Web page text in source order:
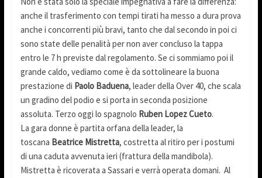
anche il trasferimento con tempi tirati ha messo a dura prova
anche i concorrenti più bravi, tanto che dal secondo in poi ci
sono state delle penalità per non aver concluso la tappa
entro le 7 h previste dal regolamento. Se ci sommiamo poi il
grande caldo, vediamo come è da sottolineare la buona
prestazione di Paolo Baduena, leader della Over 40, che scala
un gradino del podio e si porta in seconda posizione
assoluta. Terzo oggi lo spagnolo Ruben Lopez Cueto.
La gara donne è partita orfana della leader, la
toscana Beatrice Mistretta, costretta al ritiro per i postumi
di una caduta avvenuta ieri (frattura della mandibola).
Mistretta è ricoverata a Sassari e verrà operata domani. Al